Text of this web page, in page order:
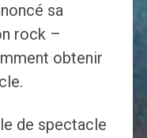
sa
rock –
obtenir
de spectacle